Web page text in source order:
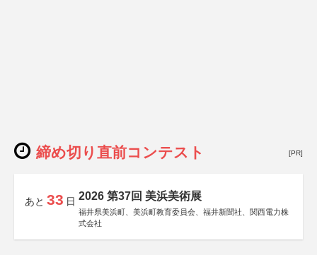
締め切り直前コンテスト [PR]
あと 33 日 2026 第37回 美浜美術展
福井県美浜町、美浜町教育委員会、福井新聞社、関西電力株
式会社